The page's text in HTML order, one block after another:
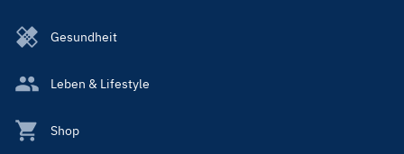
Gesundheit
Leben & Lifestyle
Shop